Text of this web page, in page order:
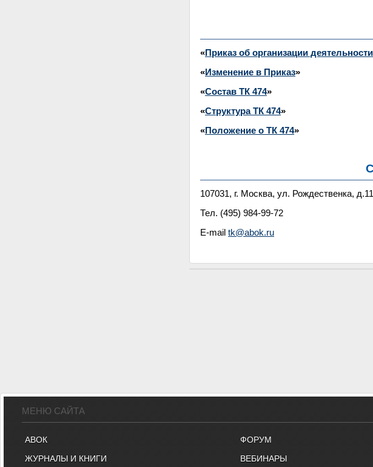
«Приказ об организации
«Изменение в Приказ»
«Состав ТК 474»
«Структура ТК 474»
«Положение о ТК 474»
107031, г. Москва, ул. Рождественка, д.11
Тел. (495) 984-99-72
E-mail tk@abok.ru
МЕНЮ САЙТА
АВОК
ЖУРНАЛЫ И КНИГИ
ФОРУМ
ВЕБИНАРЫ